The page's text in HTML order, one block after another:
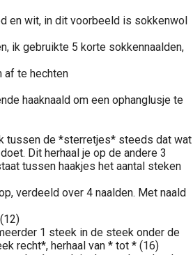
en wit, in dit voorbeeld is sokkenwol
ik gebruikte 5 korte sokkennaalden,
af te hechten
haaknaald om een ophanglusje te
tussen de *sterretjes* steeds dat wat
Dit herhaal je op de andere 3
tussen haakjes het aantal steken
verdeeld over 4 naalden. Met naald
1 steek in de steek onder de
recht*, herhaal van * tot * (16)